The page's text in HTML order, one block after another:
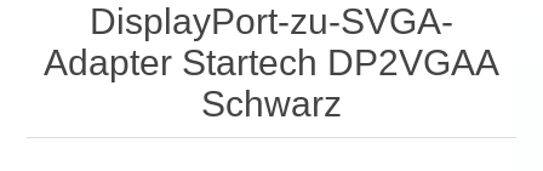
DisplayPort-zu-SVGA-
Adapter Startech DP2VGAA
Schwarz